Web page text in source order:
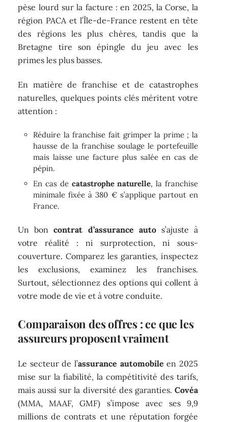
pèse lourd sur la facture : en 2025, la Corse, la
région PACA et l’Île-de-France restent en tête
des régions les plus chères, tandis que la
Bretagne tire son épingle du jeu avec les
primes les plus basses.
En matière de franchise et de catastrophes
naturelles, quelques points clés méritent votre
attention :
Réduire la franchise fait grimper la prime ; la
hausse de la franchise soulage le portefeuille
mais laisse une facture plus salée en cas de
pépin.
En cas de catastrophe naturelle, la franchise
minimale fixée à 380 € s’applique partout en
France.
Un boncontrat d’assurance autos’ajuste à
votre réalité : ni surprotection, ni sous-
couverture. Comparez les garanties, inspectez
les exclusions, examinez les franchises.
Surtout, sélectionnez des options qui collent à
votre mode de vie et à votre conduite.
Comparaison des offres : ce que les
assureurs proposent vraiment
Le secteur de l’assurance automobile en 2025
mise sur la fiabilité, la compétitivité des tarifs,
mais aussi sur la diversité des garanties. Covéa
(MMA, MAAF, GMF) s’impose avec ses 9,9
millions de contrats et une réputation forgée